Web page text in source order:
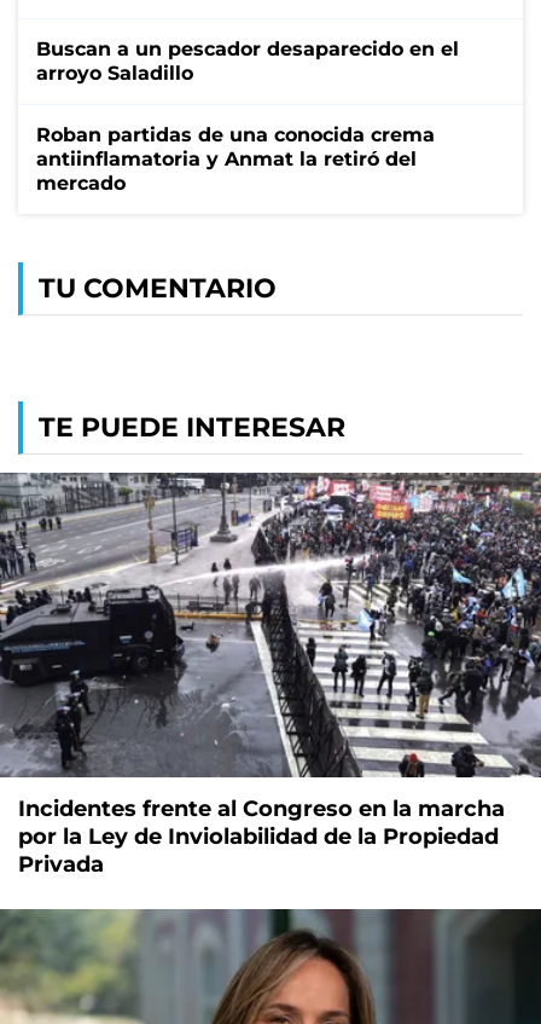
Buscan a un pescador desaparecido en el
arroyo Saladillo
Roban partidas de una conocida crema
antiinflamatoria y Anmat la retiró del
mercado
TU COMENTARIO
TE PUEDE INTERESAR
Incidentes frente al Congreso en la marcha
por la Ley de Inviolabilidad de la Propiedad
Privada